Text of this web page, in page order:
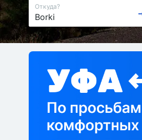
Откуда?